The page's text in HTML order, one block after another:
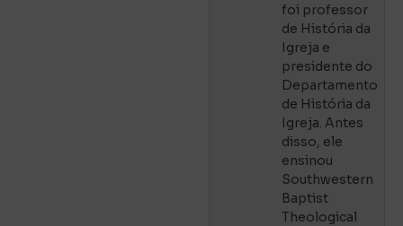
foi professor
de História da
Igreja e
presidente do
Departamento
de História da
Igreja. Antes
disso, ele
ensinou
Southwestern
Baptist
Theological